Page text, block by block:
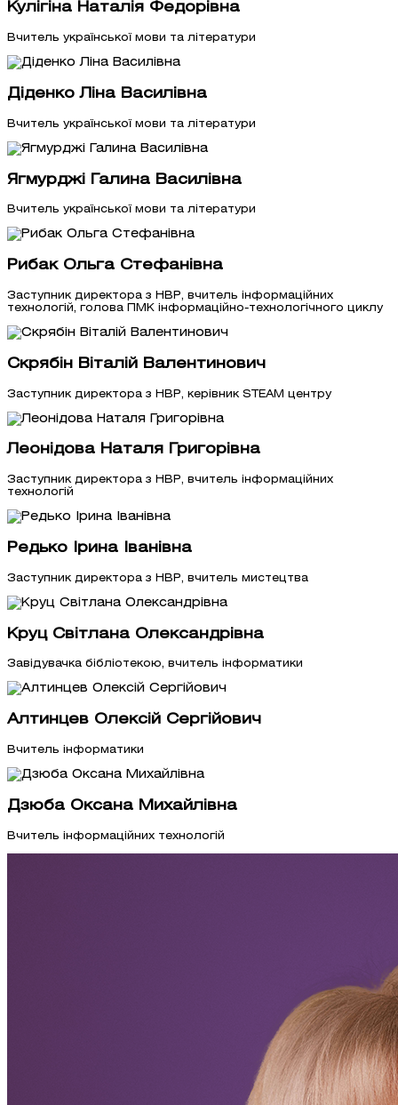
Кулігіна Наталія Федорівна
Вчитель української мови та літератури
Діденко Ліна Василівна
Вчитель української мови та літератури
Ягмурджі Галина Василівна
Вчитель української мови та літератури
Рибак Ольга Стефанівна
Заступник директора з НВР, вчитель інформаційних
технологій, голова ПМК інформаційно-технологічного циклу
Скрябін Віталій Валентинович
Заступник директора з НВР, керівник STEAM центру
Леонідова Наталя Григорівна
Заступник директора з НВР, вчитель інформаційних
технологій
Редько Ірина Іванівна
Заступник директора з НВР, вчитель мистецтва
Круц Світлана Олександрівна
Завідувачка бібліотекою, вчитель інформатики
Алтинцев Олексій Сергійович
Вчитель інформатики
Дзюба Оксана Михайлівна
Вчитель інформаційних технологій